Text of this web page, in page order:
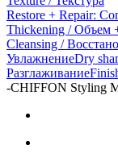
Restore + Repair:
Thickening / Объем
Cleansing /
УвлажнениеDry
Разглаживание
-CHIFFON Styling